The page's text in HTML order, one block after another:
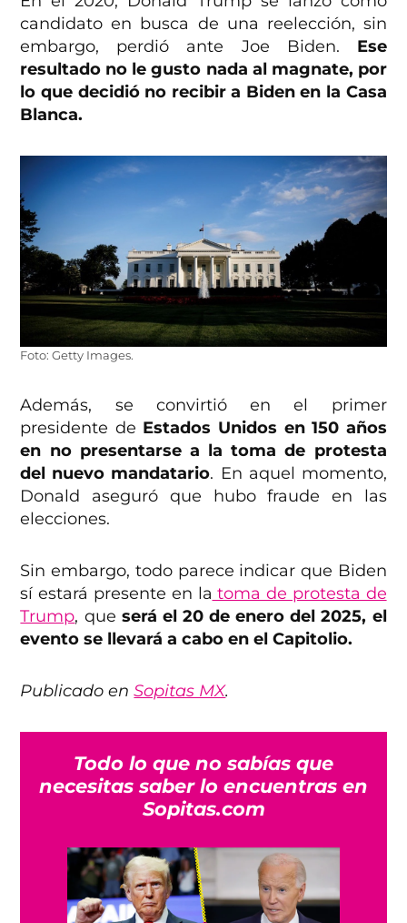
candidato en busca de una reelección, sin
embargo, perdió ante Joe Biden. Ese
resultado no le gusto nada al magnate, por
lo que decidió no recibir a Biden en la Casa
Blanca.
Foto: Getty Images.
Además, se convirtió en el primer
presidente de Estados Unidos en 150 años
en no presentarse a la toma de protesta
del nuevo mandatario. En aquel momento,
Donald aseguró que hubo fraude en las
elecciones.
Sin embargo, todo parece indicar que Biden
sí estará presente en la toma de protesta de
Trump, que será el 20 de enero del 2025, el
evento se llevará a cabo en el Capitolio.
Publicado enSopitas MX.
Todo lo que no sabías que
necesitas saber lo encuentras en
Sopitas.com